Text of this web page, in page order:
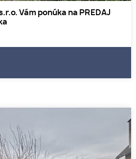
Vám ponúka na PREDAJ